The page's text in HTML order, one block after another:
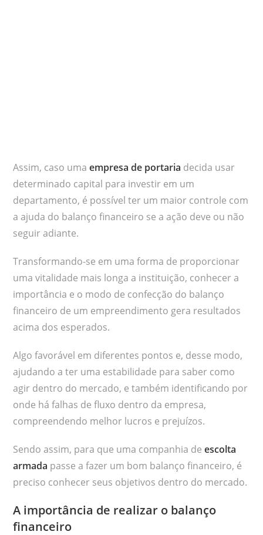
Assim, caso umaempresa de portaria decida usar
determinado capital para investir em um
departamento, é possível ter um maior controle com
a ajuda do balanço financeiro se a ação deve ou não
seguir adiante.
Transformando-se em uma forma de proporcionar
uma vitalidade mais longa a instituição, conhecer a
importância e o modo de confecção do balanço
financeiro de um empreendimento gera resultados
acima dos esperados.
Algo favorável em diferentes pontos e, desse modo,
ajudando a ter uma estabilidade para saber como
agir dentro do mercado, e também identificando por
onde há falhas de fluxo dentro da empresa,
compreendendo melhor lucros e prejuízos.
Sendo assim, para que uma companhia deescolta
armada passe a fazer um bom balanço financeiro, é
preciso conhecer seus objetivos dentro do mercado.
A importância de realizar o balanço
financeiro